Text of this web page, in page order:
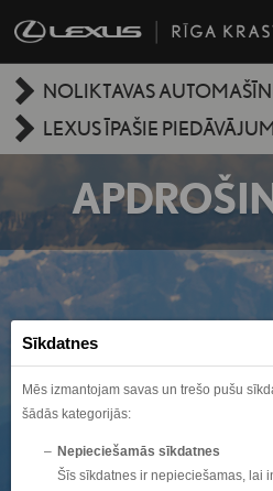
NOLIKTAVAS
LEXUS ĪPAŠIE PIEDĀVĀJUMI
Sīkdatnes
Mēs izmantojam savas un trešo pušu
šādās kategorijās:
Nepieciešamās sīkdatnes
Šīs sīkdatnes ir nepieciešamas, lai